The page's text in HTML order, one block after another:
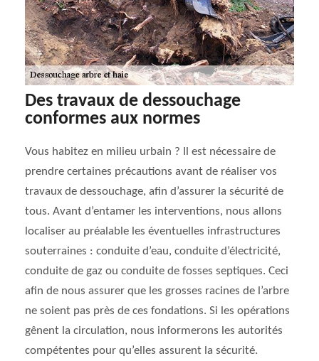
Des travaux de dessouchage
conformes aux normes
Vous habitez en milieu urbain ? Il est nécessaire de
prendre certaines précautions avant de réaliser vos
travaux de dessouchage, afin d’assurer la sécurité de
tous. Avant d’entamer les interventions, nous allons
localiser au préalable les éventuelles infrastructures
souterraines : conduite d’eau, conduite d’électricité,
conduite de gaz ou conduite de fosses septiques. Ceci
afin de nous assurer que les grosses racines de l’arbre
ne soient pas près de ces fondations. Si les opérations
gênent la circulation, nous informerons les autorités
compétentes pour qu’elles assurent la sécurité.